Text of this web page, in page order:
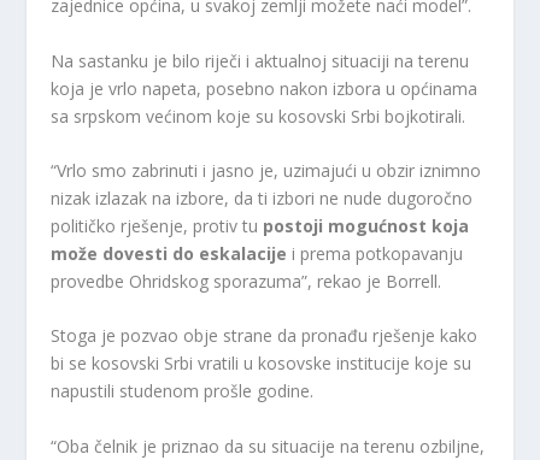
zajednice općina, u svakoj zemlji možete naći model”.
Na sastanku je bilo riječi i aktualnoj situaciji na terenu
koja je vrlo napeta, posebno nakon izbora u općinama
sa srpskom većinom koje su kosovski Srbi bojkotirali.
“Vrlo smo zabrinuti i jasno je, uzimajući u obzir iznimno
nizak izlazak na izbore, da ti izbori ne nude dugoročno
političko rješenje, protiv tu postoji mogućnost koja
može dovesti do eskalacije i prema potkopavanju
provedbe Ohridskog sporazuma”, rekao je Borrell.
Stoga je pozvao obje strane da pronađu rješenje kako
bi se kosovski Srbi vratili u kosovske institucije koje su
napustili studenom prošle godine.
“Oba čelnik je priznao da su situacije na terenu ozbiljne,